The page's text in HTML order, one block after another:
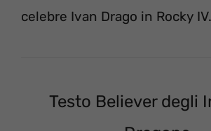
celebre Ivan Drago in Rocky IV.
Testo Believer degli